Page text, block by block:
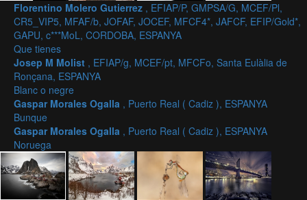
Florentino Molero Gutierrez , EFIAP/P, GMPSA/G, MCEF/Pl,
CR5_VIP5, MFAF/b, JOFAF, JOCEF, MFCF4*, JAFCF, EFIP/Gold*,
GAPU, c***MoL, CORDOBA, ESPANYA
Que tienes
Josep M Molist , EFIAP/g, MCEF/pt, MFCFo, Santa Eulàlia de
Ronçana, ESPANYA
Blanc o negre
Gaspar Morales Ogalla , Puerto Real ( Cadiz ), ESPANYA
Bunque
Gaspar Morales Ogalla , Puerto Real ( Cadiz ), ESPANYA
Noruega